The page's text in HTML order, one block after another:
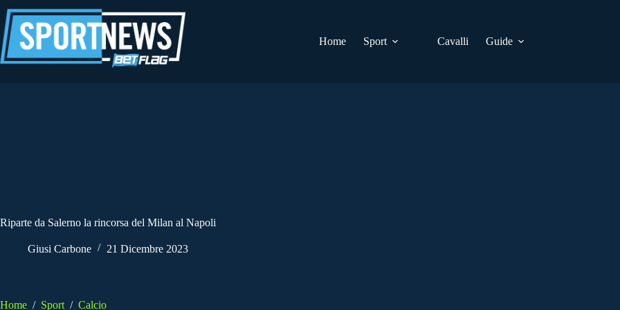
al
contenuto
Home
Sport Cavalli Guide
Riparte da Salerno la rincorsa del Milan al Napoli
Giusi Carbone 21 Dicembre 2023
Home / Sport / Calcio